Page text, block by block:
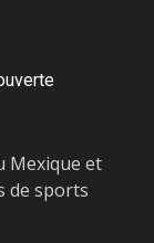
Mexique et
de sports